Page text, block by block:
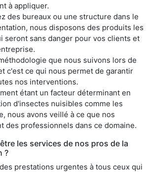
à appliquer.
des bureaux ou une structure dans le
nous disposons des produits les
seront sans danger pour vos clients et
que nous suivons lors de
c'est ce qui nous permet de garantir
nos interventions.
étant un facteur déterminant en
d'insectes nuisibles comme les
nous avons veillé à ce que nos
des professionnels dans ce domaine.
les services de nos pros de la
?
prestations urgentes à tous ceux qui